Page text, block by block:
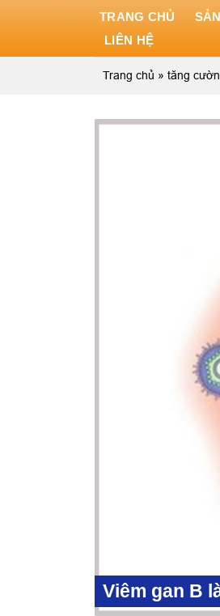
TRANG CHỦ
LIÊN HỆ
Trang chủ » tăng
Viêm gan B